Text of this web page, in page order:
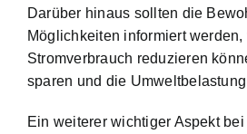
Darüber hinaus sollten die
Möglichkeiten informiert
Stromverbrauch reduzieren
sparen und die
Ein weiterer wichtiger Aspekt